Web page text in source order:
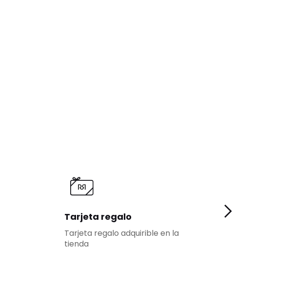
Tarjeta regalo
Tarjeta regalo adquirible en la
tienda
Fidelidad